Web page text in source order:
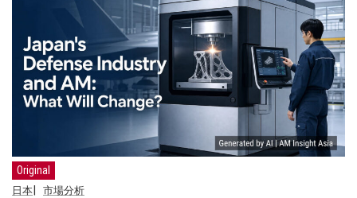
Original
日本 市場分析